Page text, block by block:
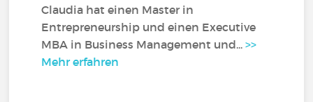
Claudia hat einen Master in
Entrepreneurship und einen Executive
MBA in Business Management und...>>
Mehr erfahren